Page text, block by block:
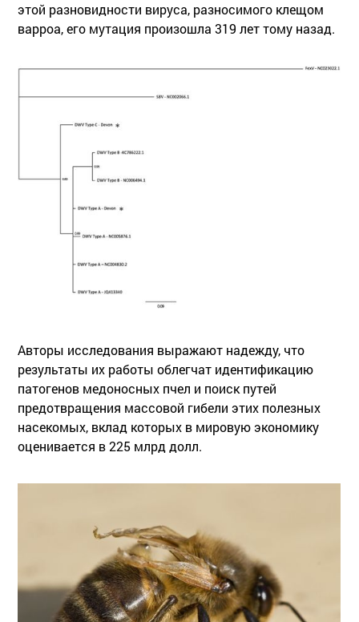
этой разновидности вируса, разносимого клещом
варроа, его мутация произошла 319 лет тому назад.
Авторы исследования выражают надежду, что
результаты их работы облегчат идентификацию
патогенов медоносных пчел и поиск путей
предотвращения массовой гибели этих полезных
насекомых, вклад которых в мировую экономику
оценивается в 225 млрд долл.